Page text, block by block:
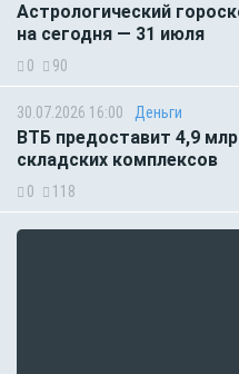
Астрологический
на сегодня — 31 июля
0 90
30.07.2026 16:00 Деньги
ВТБ предоставит 4,9
складских комплексов
0 118